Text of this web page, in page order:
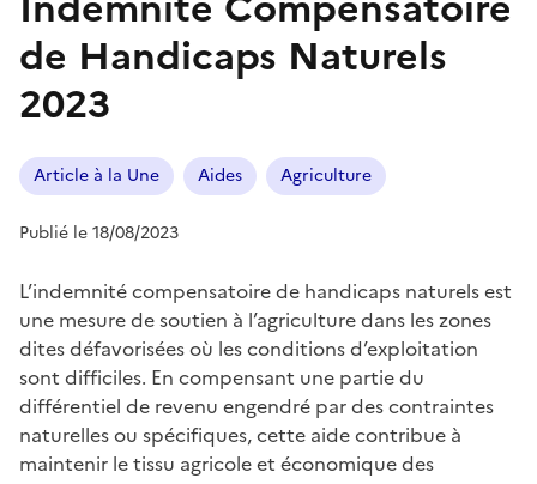
de Handicaps Naturels
2023
Article à la Une Aides Agriculture
Publié le 18/08/2023
L’indemnité compensatoire de handicaps naturels est
une mesure de soutien à l’agriculture dans les zones
dites défavorisées où les conditions d’exploitation
sont difficiles. En compensant une partie du
différentiel de revenu engendré par des contraintes
naturelles ou spécifiques, cette aide contribue à
maintenir le tissu agricole et économique des